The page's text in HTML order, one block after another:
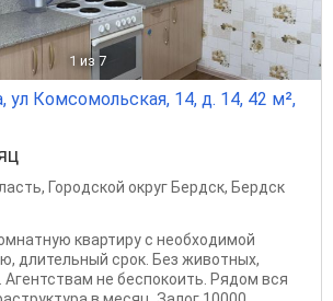
1 из 7
ул Комсомольская, 14, д. 14, 42 м²,
, Городской округ Бердск, Бердск
квартиру с необходимой
длительный срок. Без животных,
не беспокоить. Рядом вся